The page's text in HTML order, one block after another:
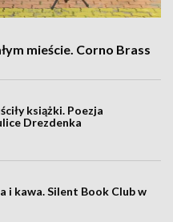
mieście. Corno Brass
książki. Poezja
Drezdenka
i kawa. Silent Book Club w